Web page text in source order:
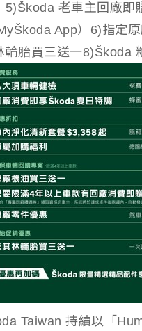
5)Škoda 老車主回廠即
App）6)指定
輪胎買三送一8)Škoda
Taiwan 持續以「